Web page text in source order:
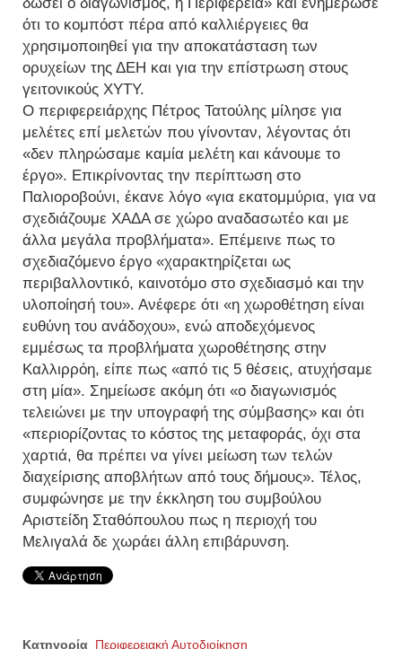
ότι το κομπόστ πέρα από καλλιέργειες θα
χρησιμοποιηθεί για την αποκατάσταση των
ορυχείων της ΔΕΗ και για την επίστρωση στους
γειτονικούς ΧΥΤΥ.
Ο περιφερειάρχης Πέτρος Τατούλης μίλησε για
μελέτες επί μελετών που γίνονταν, λέγοντας ότι
«δεν πληρώσαμε καμία μελέτη και κάνουμε το
έργο». Επικρίνοντας την περίπτωση στο
Παλιοροβούνι, έκανε λόγο «για εκατομμύρια, για να
σχεδιάζουμε ΧΑΔΑ σε χώρο αναδασωτέο και με
άλλα μεγάλα προβλήματα». Επέμεινε πως το
σχεδιαζόμενο έργο «χαρακτηρίζεται ως
περιβαλλοντικό, καινοτόμο στο σχεδιασμό και την
υλοποίησή του». Ανέφερε ότι «η χωροθέτηση είναι
ευθύνη του ανάδοχου», ενώ αποδεχόμενος
εμμέσως τα προβλήματα χωροθέτησης στην
Καλλιρρόη, είπε πως «από τις 5 θέσεις, ατυχήσαμε
στη μία». Σημείωσε ακόμη ότι «ο διαγωνισμός
τελειώνει με την υπογραφή της σύμβασης» και ότι
«περιορίζοντας το κόστος της μεταφοράς, όχι στα
χαρτιά, θα πρέπει να γίνει μείωση των τελών
διαχείρισης αποβλήτων από τους δήμους». Τέλος,
συμφώνησε με την έκκληση του συμβούλου
Αριστείδη Σταθόπουλου πως η περιοχή του
Μελιγαλά δε χωράει άλλη επιβάρυνση.
Κατηγορία Περιφερειακή Αυτοδιοίκηση